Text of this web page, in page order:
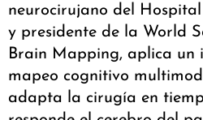
neurocirujano del
y presidente de la World
Brain Mapping, aplica un
mapeo cognitivo
adapta la cirugía en